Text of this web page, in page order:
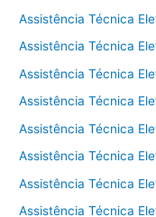
Assistência Técnica
Assistência Técnica
Assistência Técnica
Assistência Técnica
Assistência Técnica
Assistência Técnica
Assistência Técnica
Assistência Técnica